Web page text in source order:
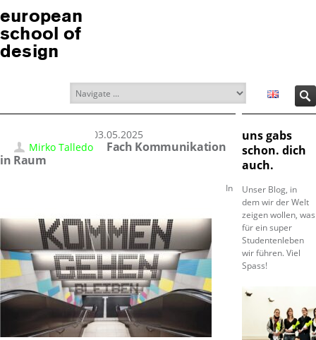
european
school of
design
03.05.2025
Mirko Talledo
Fach Kommunikation
in Raum
In
uns gabs
schon. dich
auch.
Unser Blog, in
dem wir der Welt
zeigen wollen, was
für ein super
Studentenleben
wir führen. Viel
Spass!